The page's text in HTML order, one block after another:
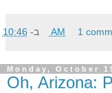
ב- 10:46 AM 1
Monday, October
Oh, Arizona: